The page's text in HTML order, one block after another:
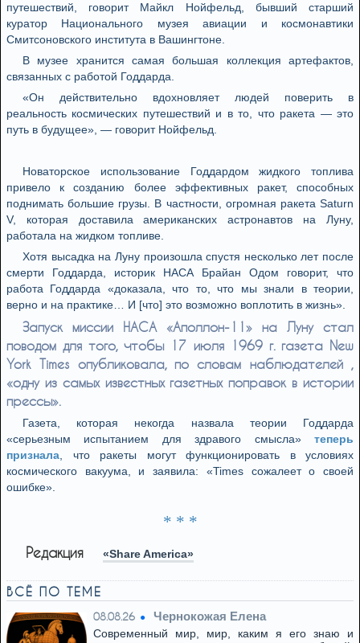
путешествий, говорит Майкл Нойфельд, бывший старший
куратор Национального музея авиации и космонавтики
Смитсоновского института в Вашингтоне.
В музее хранится самая большая коллекция артефактов,
связанных с работой Годдарда.
«Он действительно вдохновляет людей поверить в
реальность космических путешествий и в то, что ракета — это
путь в будущее», — говорит Нойфельд.
Новаторское использование Годдардом жидкого топлива
привело к созданию более эффективных ракет, способных
поднимать большие грузы. В частности, огромная ракета Saturn
V, которая доставила американских астронавтов на Луну,
работала на жидком топливе.
Хотя высадка на Луну произошла спустя несколько лет после
смерти Годдарда, историк НАСА Брайан Одом говорит, что
работа Годдарда «доказала, что то, что мы знали в теории,
верно и на практике… И [что] это возможно воплотить в жизнь».
Запуск миссии НАСА «Аполлон-11» на Луну стал
поводом для того, чтобы 17 июля 1969 г. газета New
York Times опубликовала, по словам наблюдателей ,
«одну из самых известных газетных поправок в истории
прессы».
Газета, которая некогда назвала теории Годдарда
«серьезным испытанием для здравого смысла» теперь
признала , что ракеты могут функционировать в условиях
космического вакуума, и заявила: «Times сожалеет о своей
ошибке».
* * *
Редакция «Share America»
ВСЁ ПО ТЕМЕ
08.08.26 Чернокожая Елена
Современный мир, мир, каким я его знаю и